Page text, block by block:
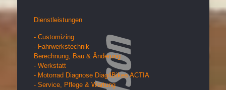
Dienstleistungen
- Customizing
- Fahrwerkstechnik
Berechnung, Bau & Änderung
- Werkstatt
- Motorrad Diagnose Diag4Bikes ACTIA
- Service, Pflege & Wartung